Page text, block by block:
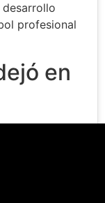
profesional
en